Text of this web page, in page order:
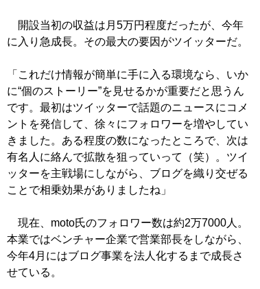
開設当初の収益は月5万円程度だったが、今年
に入り急成長。その最大の要因がツイッターだ。
「これだけ情報が簡単に手に入る環境なら、いか
に“個のストーリー”を見せるかが重要だと思うん
です。最初はツイッターで話題のニュースにコメ
ントを発信して、徐々にフォロワーを増やしてい
きました。ある程度の数になったところで、次は
有名人に絡んで拡散を狙っていって（笑）。ツイ
ッターを主戦場にしながら、ブログを織り交ぜる
ことで相乗効果がありましたね」
現在、moto氏のフォロワー数は約2万7000人。
本業ではベンチャー企業で営業部長をしながら、
今年4月にはブログ事業を法人化するまで成長さ
せている。